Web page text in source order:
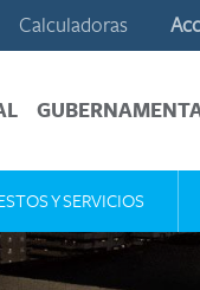
Calculadoras
Y SERVICIOS